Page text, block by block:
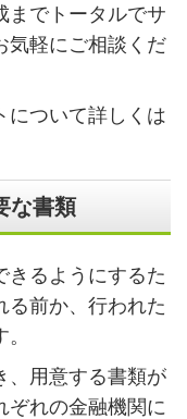
までトータルでサ
気軽にご相談くだ
について詳しくは
な書類
きるようにするた
る前か、行われた
、用意する書類が
ぞれの金融機関に